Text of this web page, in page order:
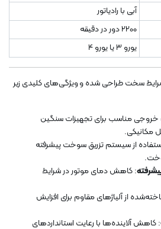
آبی با رادیاتور
2200 دور در دقیقه
یورو 3 یا یورو 4
برای کار در شرایط سخت طراحی شده و ویژگی‌های کلیدی زیر
خروجی مناسب برای تجهیزات سنگین
مکانیکی.
از سیستم تزریق سوخت پیشرفته
: کاهش دمای موتور در شرایط
از آلیاژهای مقاوم برای افزایش
: کاهش آلاینده‌ها با رعایت استانداردهای